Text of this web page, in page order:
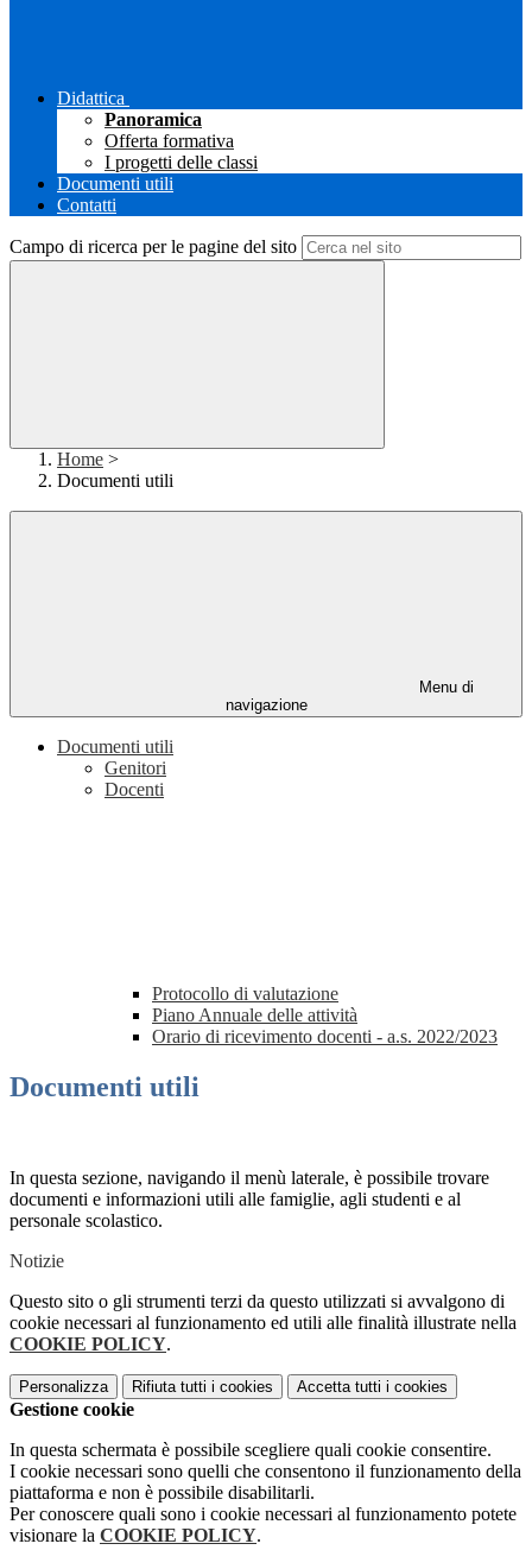
Didattica
Panoramica
Offerta formativa
I progetti delle classi
Documenti utili
Contatti
Campo di ricerca per le pagine del sito
Home >
Documenti utili
Menu di
navigazione
Documenti utili
Genitori
Docenti
Protocollo di valutazione
Piano Annuale delle attività
Orario di ricevimento docenti - a.s. 2022/2023
Documenti utili
In questa sezione, navigando il menù laterale, è possibile trovare
documenti e informazioni utili alle famiglie, agli studenti e al
personale scolastico.
Notizie
Questo sito o gli strumenti terzi da questo utilizzati si avvalgono di
cookie necessari al funzionamento ed utili alle finalità illustrate nella
COOKIE POLICY.
Personalizza Rifiuta tutti i cookies Accetta tutti i cookies
Gestione cookie
In questa schermata è possibile scegliere quali cookie consentire.
I cookie necessari sono quelli che consentono il funzionamento della
piattaforma e non è possibile disabilitarli.
Per conoscere quali sono i cookie necessari al funzionamento potete
visionare la COOKIE POLICY.